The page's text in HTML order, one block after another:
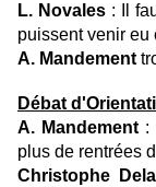
L. Novales: Il
puissent venir eu
A. Mandement
Débat
A. Mandement:
plus de rentrées
Christophe